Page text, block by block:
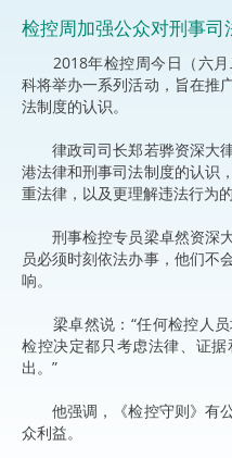
检控周加强公众对刑事司
2018年检控周今日（六月
科将举办一系列活动，旨在推
法制度的认识。
律政司司长郑若骅资深大律
港法律和刑事司法制度的认识
重法律，以及更理解违法行为的
刑事检控专员梁卓然资深大
员必须时刻依法办事，他们不
响。
梁卓然说：“任何检控人员
检控决定都只考虑法律、证
出。”
他强调，《检控守则》有公
众利益。